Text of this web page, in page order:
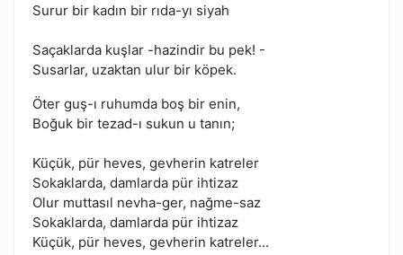
Surur bir kadın bir rıda-yı siyah
Saçaklarda kuşlar -hazindir bu pek! -
Susarlar, uzaktan ulur bir köpek.
Öter guş-ı ruhumda boş bir enin,
Boğuk bir tezad-ı sukun u tanın;
Küçük, pür heves, gevherin katreler
Sokaklarda, damlarda pür ihtizaz
Olur muttasıl nevha-ger, nağme-saz
Sokaklarda, damlarda pür ihtizaz
Küçük, pür heves, gevherin katreler...